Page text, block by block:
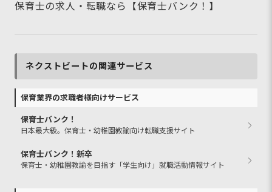
保育士の求人・転職なら【保育士バンク！】
ネクストビートの関連サービス
保育業界の求職者様向けサービス
保育士バンク！
日本最大級。保育士・幼稚園教諭向け転職支援サイト
保育士バンク！新卒
保育士・幼稚園教諭を目指す「学生向け」就職活動情報サイト